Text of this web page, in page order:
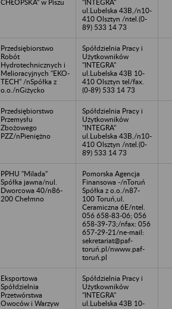
CHŁOPSKA" w Piszu
"INTEGRA"
ul.Lubelska 43B,/n10-
410 Olsztyn /ntel.(0-
89) 533 14 73
Przedsiębiorstwo
Robót
Hydrotechnicznych i
Melioracyjnych "EKO-
TECH" /nSpółka z
o.o./nGiżycko
Spółdzielnia Pracy i
Użytkowników
"INTEGRA"
ul.Lubelska 43B 10-
410 Olsztyn tel/fax.
(0-89) 533 14 73
Przedsiębiorstwo
Przemysłu
Zbożowego
PZZ/nPieniężno
Spółdzielnia Pracy i
Użytkowników
"INTEGRA"
ul.Lubelska 43B,/n10-
410 Olsztyn /ntel.(0-
89) 533 14 73
PPHU "Milada"
Spółka jawna/nul.
Dworcowa 40/n86-
200 Chełmno
Pomorska Agencja
Finansowa -/nToruń
Spółka z o.o./n87-
100 Toruń,ul.
Ceramiczna 6E/ntel.
056 658-83-06; 056
658-39-73;/nfax: 056
657-29-21/ne-mail:
sekretariat@paf-
toruń.pl/nwww.paf-
toruń.pl
Eksportowa
Spółdzielnia
Przetwórstwa
Owoców i Warzyw
Spółdzielnia Pracy i
Użytkowników
"INTEGRA"
ul.Lubelska 43B 10-